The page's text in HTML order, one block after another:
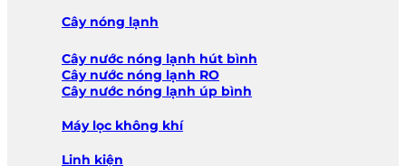
Cây nóng lạnh
Cây nước nóng lạnh hút bình
Cây nước nóng lạnh RO
Cây nước nóng lạnh úp bình
Máy lọc không khí
Linh kiện